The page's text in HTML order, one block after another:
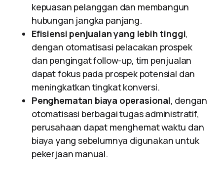
kepuasan pelanggan dan membangun
hubungan jangka panjang.
Efisiensi penjualan yang lebih tinggi,
dengan otomatisasi pelacakan prospek
dan pengingat follow-up, tim penjualan
dapat fokus pada prospek potensial dan
meningkatkan tingkat konversi.
Penghematan biaya operasional, dengan
otomatisasi berbagai tugas administratif,
perusahaan dapat menghemat waktu dan
biaya yang sebelumnya digunakan untuk
pekerjaan manual.